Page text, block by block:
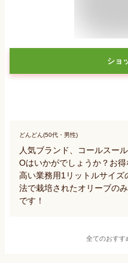
ショ
どんどん(50代・男性)
人気ブランド、コールスー
Oはいかがでしょうか？お
高い業務用1リットルサイズ
法で栽培されたオリーブの
です！
全てのおすす